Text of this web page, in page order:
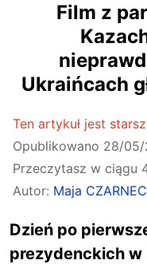
Film z
Ukraińcach
Ten artykuł jest
Opublikowano 28/05/
Przeczytasz w ciągu
Autor: Maja
Dzień po
prezydenckich w